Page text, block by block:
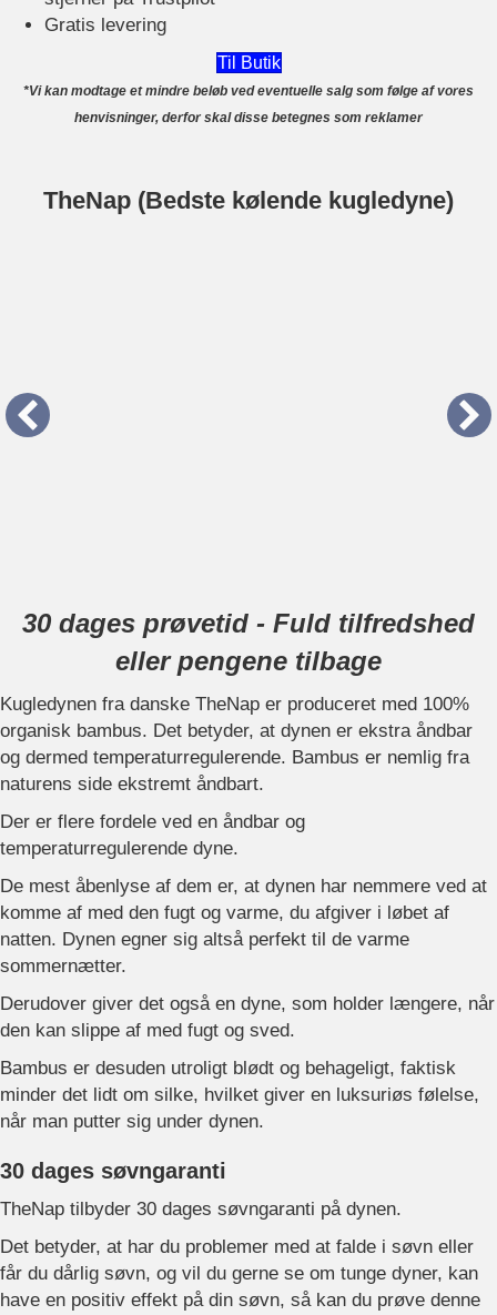
Gratis levering
Til Butik
*Vi kan modtage et mindre beløb ved eventuelle salg som følge af vores
henvisninger, derfor skal disse betegnes som reklamer
TheNap (Bedste kølende kugledyne)
30 dages prøvetid - Fuld tilfredshed
eller pengene tilbage
Kugledynen fra danske TheNap er produceret med 100%
organisk bambus. Det betyder, at dynen er ekstra åndbar
og dermed temperaturregulerende. Bambus er nemlig fra
naturens side ekstremt åndbart.
Der er flere fordele ved en åndbar og
temperaturregulerende dyne.
De mest åbenlyse af dem er, at dynen har nemmere ved at
komme af med den fugt og varme, du afgiver i løbet af
natten. Dynen egner sig altså perfekt til de varme
sommernætter.
Derudover giver det også en dyne, som holder længere, når
den kan slippe af med fugt og sved.
Bambus er desuden utroligt blødt og behageligt, faktisk
minder det lidt om silke, hvilket giver en luksuriøs følelse,
når man putter sig under dynen.
30 dages søvngaranti
TheNap tilbyder 30 dages søvngaranti på dynen.
Det betyder, at har du problemer med at falde i søvn eller
får du dårlig søvn, og vil du gerne se om tunge dyner, kan
have en positiv effekt på din søvn, så kan du prøve denne